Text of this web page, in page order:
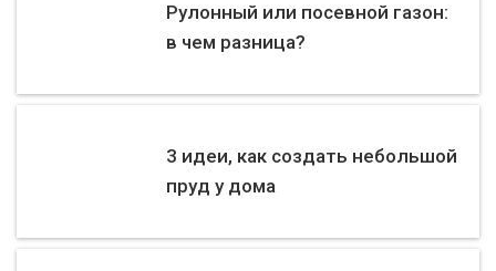
Рулонный или посевной газон:
в чем разница?
3 идеи, как создать небольшой
пруд у дома